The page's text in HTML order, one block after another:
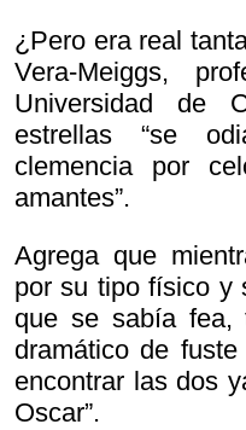
¿Pero era real
Vera-Meiggs,
Universidad de
estrellas “se
clemencia por
amantes”.
Agrega que
por su tipo físico y
que se sabía fea,
dramático de
encontrar las dos
Oscar”.